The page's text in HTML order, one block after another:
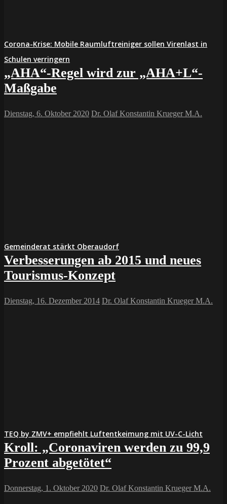
Corona-Krise: Mobile Raumluftreiniger sollen Virenlast in
Schulen verringern
„AHA“-Regel wird zur „AHA+L“-
Maßgabe
Dienstag, 6. Oktober 2020 Dr. Olaf Konstantin Krueger M.A.
Gemeinderat stärkt Oberaudorf
Verbesserungen ab 2015 und neues
Tourismus-Konzept
Dienstag, 16. Dezember 2014 Dr. Olaf Konstantin Krueger M.A.
TEQ by ZMV+ empfiehlt Luftentkeimung mit UV-C-Licht
Kroll: „Coronaviren werden zu 99,9
Prozent abgetötet“
Donnerstag, 1. Oktober 2020 Dr. Olaf Konstantin Krueger M.A.